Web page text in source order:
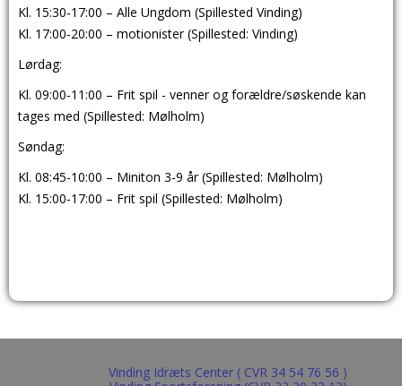
Kl. 15:30-17:00 – Alle Ungdom (Spillested Vinding)
Kl. 17:00-20:00 – motionister (Spillested: Vinding)
Lørdag:
Kl. 09:00-11:00 – Frit spil - venner og forældre/søskende kan
tages med (Spillested: Mølholm)
Søndag:
Kl. 08:45-10:00 – Miniton 3-9 år (Spillested: Mølholm)
Kl. 15:00-17:00 – Frit spil (Spillested: Mølholm)
Vinding Idræts Center ( CVR 34 54 76 56 )